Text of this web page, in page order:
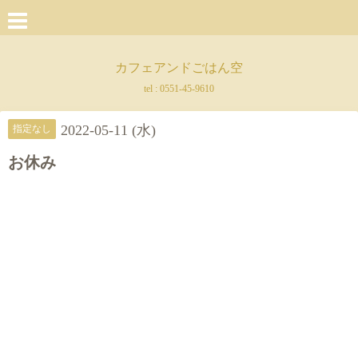
カフェアンドごはん空
tel : 0551-45-9610
指定なし 2022-05-11 (水)
お休み